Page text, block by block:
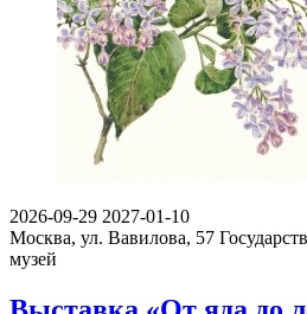
2026-09-29 2027-01-10
Москва, ул. Вавилова, 57
музей